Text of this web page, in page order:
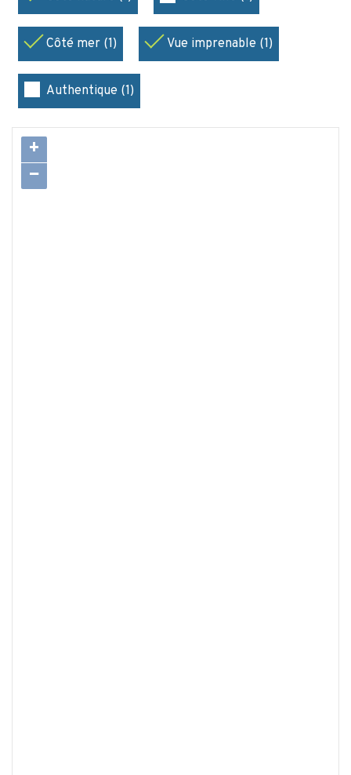
Côté mer (1) Vue imprenable (1)
Authentique (1)
+
−